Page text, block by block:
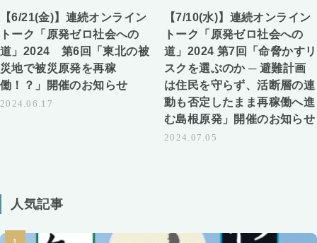
【6/21(金)】連続オンライン
トーク「原発ゼロ社会への
道」2024 第6回「東北の被
災地で被災原発を再稼
働！？」開催のお知らせ
2024.06.17
【7/10(水)】連続オンライン
トーク「原発ゼロ社会への
道」2024 第7回「命脅かすリ
スクを選ぶのか ─ 避難計画
は住民を守らず、活断層の連
動も否定したまま再稼働へ進
む島根原発」開催のお知らせ
2024.07.05
人気記事